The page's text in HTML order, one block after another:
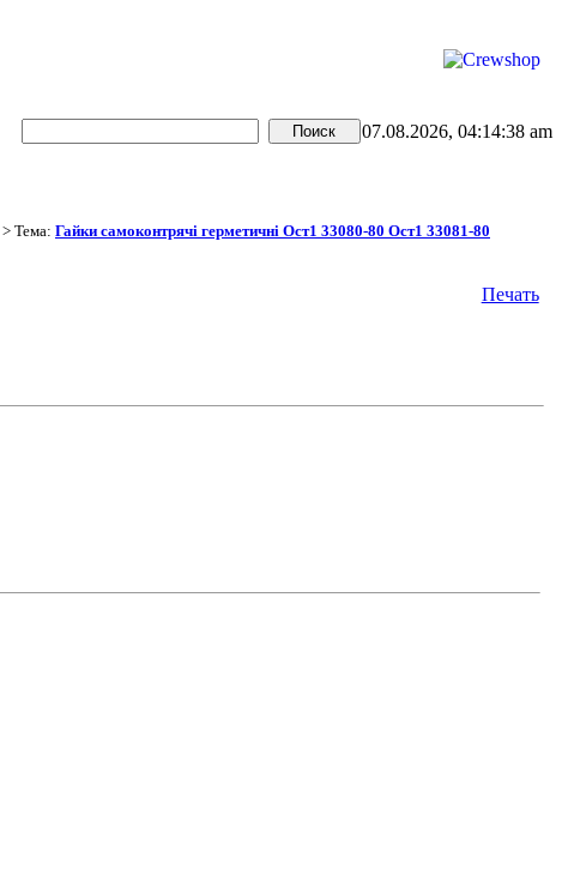
07.08.2026, 04:14:38 am
> Тема: Гайки самоконтрячі герметичні Ост1 33080-80 Ост1 33081-80
Печать